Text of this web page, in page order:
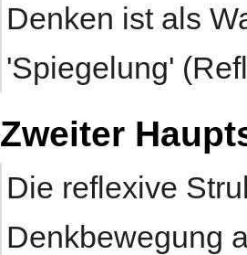
Denken ist als
'Spiegelung'
Zweiter
Die reflexive
Denkbewegung